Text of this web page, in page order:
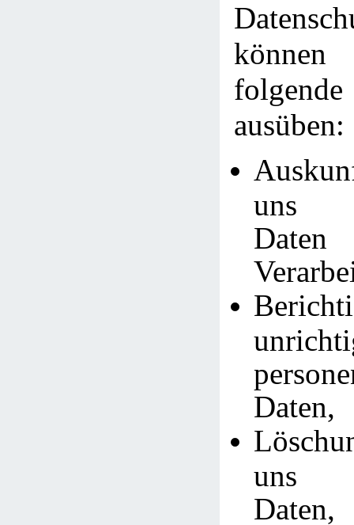
können
ausüben:
uns
Daten,
uns
Daten,